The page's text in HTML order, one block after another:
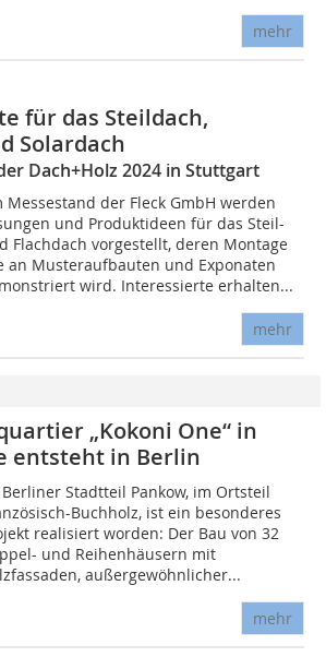
mehr
für das Steildach,
Solardach
Dach+Holz 2024 in Stuttgart
Messestand der Fleck GmbH werden
und Produktideen für das Steil-
Flachdach vorgestellt, deren Montage
an Musteraufbauten und Exponaten
wird. Interessierte erhalten...
mehr
„Kokoni One“ in
entsteht in Berlin
Stadtteil Pankow, im Ortsteil
Buchholz, ist ein besonderes
realisiert worden: Der Bau von 32
und Reihenhäusern mit
außergewöhnlicher...
mehr